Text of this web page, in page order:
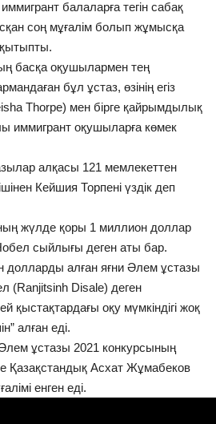
иммигрант балаларға тегін сабақ
соң мұғалім болып жұмысқа
басқа оқушылармен тең
бұл ұстаз, өзінің егіз
Thorpe) мен бірге қайрымдылық
иммигрант оқушыларға көмек
алқасы 121 мемлекеттен
Кейшия Торпені үздік деп
жүлде қоры 1 миллион доллар
сыйлығы деген аты бар.
алған яғни Әлем ұстазы
(Ranjitsinh Disale) деген
қыстақтардағы оқу мүмкіндігі жоқ
алған еді.
ұстазы 2021 конкурсының
Қазақстандық Асхат Жұмабеков
енген еді.